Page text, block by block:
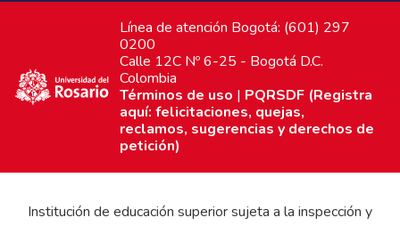
Línea de atención Bogotá: (601) 297
0200
Calle 12C Nº 6-25 - Bogotá D.C.
Colombia
Términos de uso | PQRSDF (Registra
aquí: felicitaciones, quejas,
reclamos, sugerencias y derechos de
petición)
Institución de educación superior sujeta a la inspección y